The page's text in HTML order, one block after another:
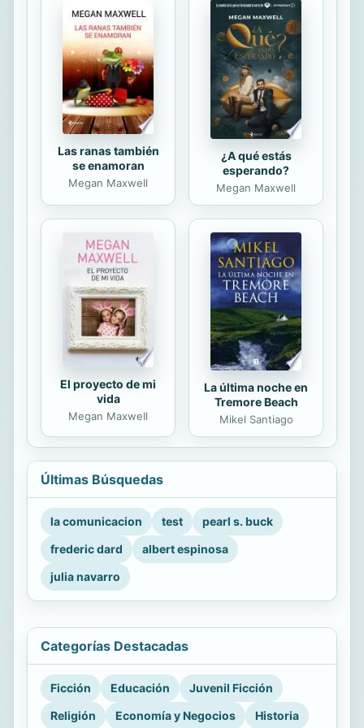
hilos conducen a los poderes
fácticos del país, a los intocables, a
aquellos que nadie se atreve a
nombrar pero que todo el mundo
conoce. Su sola mención provoca
pavor en una...
Las ranas también
se enamoran
Megan Maxwell
¿A qué estás
esperando?
Megan Maxwell
El proyecto de mi
vida
Megan Maxwell
La última noche en
Tremore Beach
Mikel Santiago
Últimas Búsquedas
la comunicacion test
pearl s. buck
frederic dard
albert espinosa
julia navarro
Categorías Destacadas
Ficción Educación
Juvenil Ficción
Religión
Economía y Negocios Historia